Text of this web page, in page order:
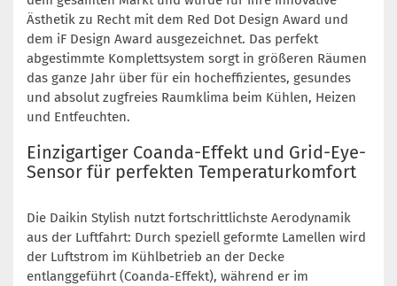
Ästhetik zu Recht mit dem Red Dot Design Award und
dem iF Design Award ausgezeichnet. Das perfekt
abgestimmte Komplettsystem sorgt in größeren Räumen
das ganze Jahr über für ein hocheffizientes, gesundes
und absolut zugfreies Raumklima beim Kühlen, Heizen
und Entfeuchten.
Einzigartiger Coanda-Effekt und Grid-Eye-
Sensor für perfekten Temperaturkomfort
Die Daikin Stylish nutzt fortschrittlichste Aerodynamik
aus der Luftfahrt: Durch speziell geformte Lamellen wird
der Luftstrom im Kühlbetrieb an der Decke
entlanggeführt (Coanda-Effekt), während er im